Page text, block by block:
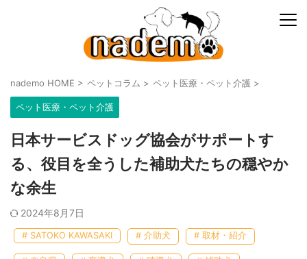
nademo HOME > ペットコラム > ペット医療・ペット介護 >
ペット医療・ペット介護
日本サービスドッグ協会がサポートす
る、役目を全うした補助犬たちの穏やか
な余生
2024年8月7日
# SATOKO KAWASAKI # 介助犬 # 取材・紹介